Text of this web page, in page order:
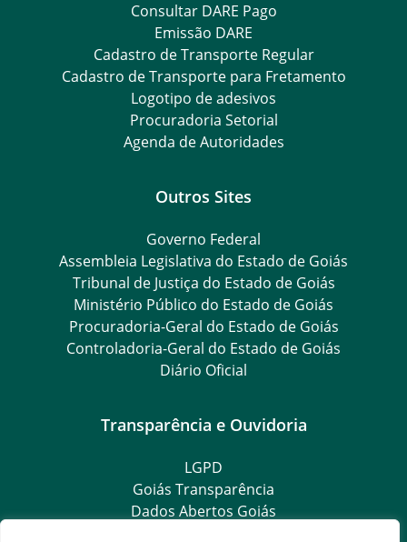
Consultar DARE Pago
Emissão DARE
Cadastro de Transporte Regular
Cadastro de Transporte para Fretamento
Logotipo de adesivos
Procuradoria Setorial
Agenda de Autoridades
Outros Sites
Governo Federal
Assembleia Legislativa do Estado de Goiás
Tribunal de Justiça do Estado de Goiás
Ministério Público do Estado de Goiás
Procuradoria-Geral do Estado de Goiás
Controladoria-Geral do Estado de Goiás
Diário Oficial
Transparência e Ouvidoria
LGPD
Goiás Transparência
Dados Abertos Goiás